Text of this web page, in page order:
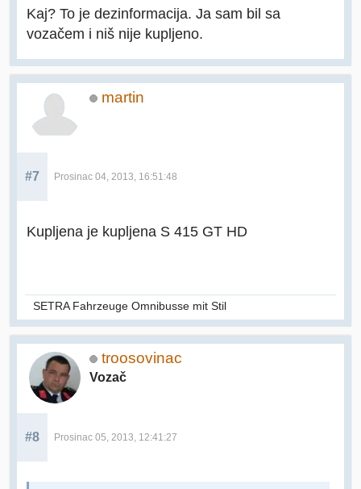
Kaj? To je dezinformacija. Ja sam bil sa
vozačem i niš nije kupljeno.
martin
#7 Prosinac 04, 2013, 16:51:48
Kupljena je kupljena S 415 GT HD
SETRA Fahrzeuge Omnibusse mit Stil
troosovinac
Vozač
#8 Prosinac 05, 2013, 12:41:27